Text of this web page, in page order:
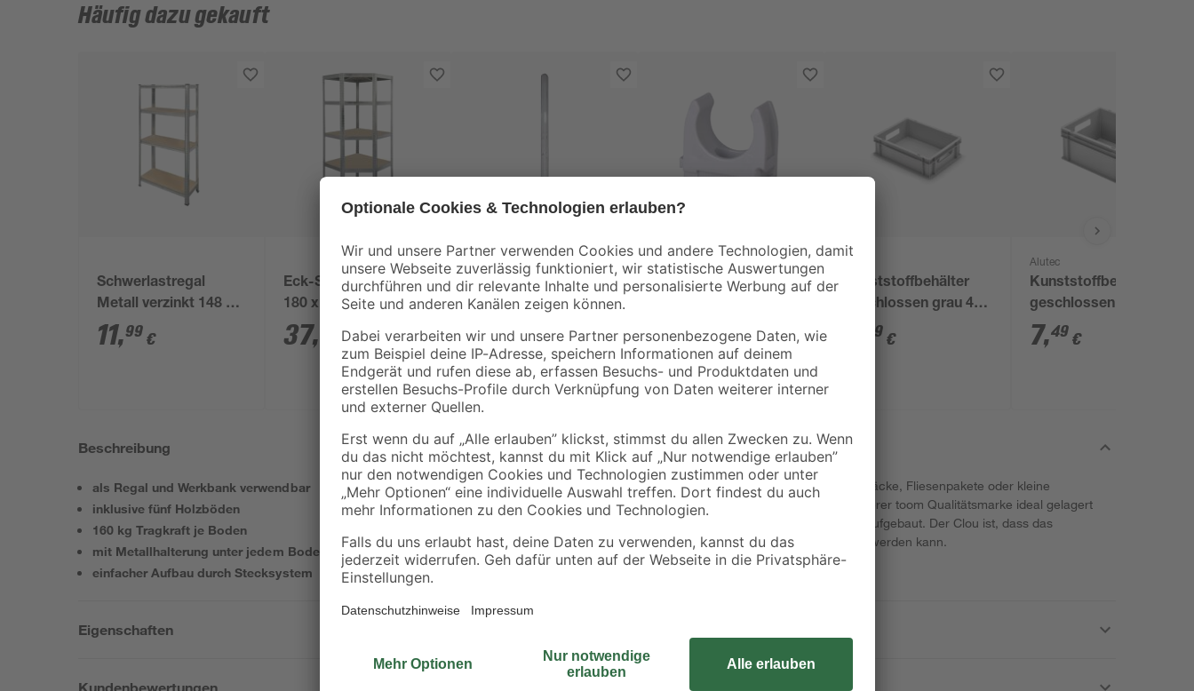
Häufig dazu gekauft
Schwerlastregal
Metall verzinkt 148 x
75 x 30 cm, 4 Böden à
100 kg
11,99 €
Eck-Schwerlastregal
180 x 70 x 40 cm 5
Böden à 175 kg
37, €
toom
LED-
Feuchtraumleuchte
neutralweiß 6,8 cm
14,99€
Kopp
Klemmschellen für
3,29€
Kunststoffbehälter
geschlossen grau 40
x 30 x 12 cm
49 €
Alutec
Kunststoffbehälter
geschlossen grau 40
x 30 x 17,5 cm
7,49 €
Beschreibung
als Regal und Werkbank verwendbar
inklusive fünf Holzböden
160 kg Tragkraft je Boden
mit Metallhalterung unter jedem Boden
einfacher Aufbau durch Stecksystem
Besonders schwere Gegenstände wie Zementsäcke, Fliesenpakete oder kleine
Maschinen können im Schwerlastregal von unserer toom Qualitätsmarke ideal gelagert
werden. Es ist dank des Stecksystems schnell aufgebaut. Der Clou ist, dass das
Schwerlastregal auch zur Werkbank umgebaut werden kann.
Eigenschaften
Kundenbewertungen